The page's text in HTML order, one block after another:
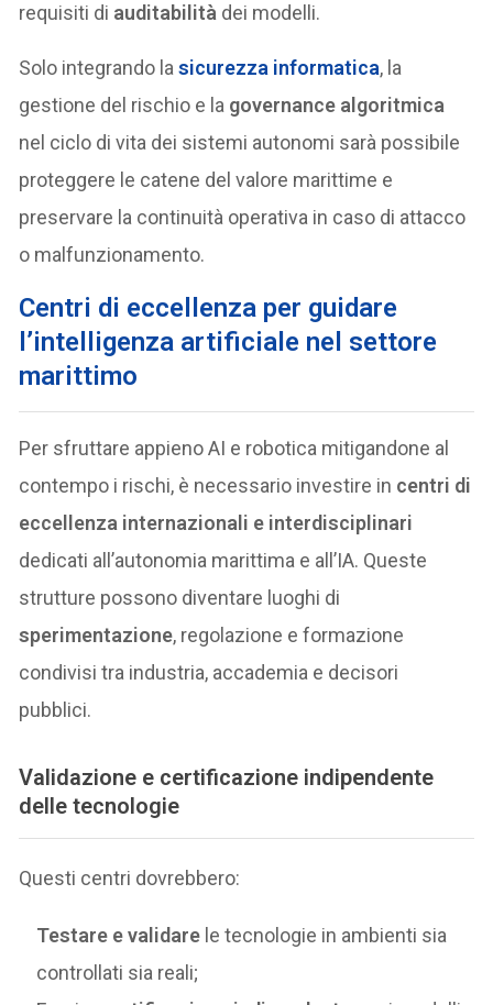
requisiti di auditabilità dei modelli.
Solo integrando lasicurezza informatica, la
gestione del rischio e la governance algoritmica
nel ciclo di vita dei sistemi autonomi sarà possibile
proteggere le catene del valore marittime e
preservare la continuità operativa in caso di attacco
o malfunzionamento.
Centri di eccellenza per guidare
l’intelligenza artificiale nel settore
marittimo
Per sfruttare appieno AI e robotica mitigandone al
contempo i rischi, è necessario investire in centri di
eccellenza internazionali e interdisciplinari
dedicati all’autonomia marittima e all’IA. Queste
strutture possono diventare luoghi di
sperimentazione, regolazione e formazione
condivisi tra industria, accademia e decisori
pubblici.
Validazione e certificazione indipendente
delle tecnologie
Questi centri dovrebbero:
Testare e validare le tecnologie in ambienti sia
controllati sia reali;